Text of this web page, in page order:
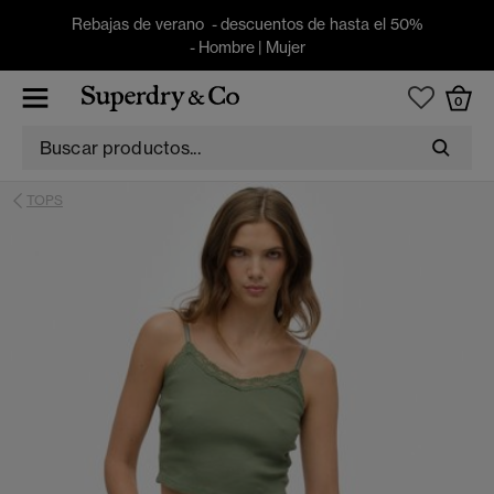
Rebajas de verano - descuentos de hasta el 50%
- Hombre| Mujer
0
TOPS